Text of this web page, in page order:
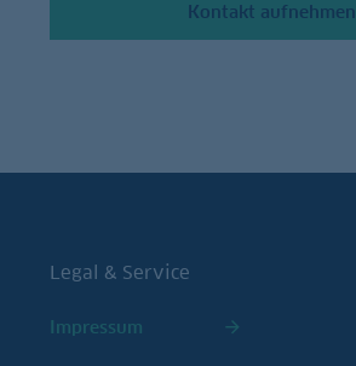
Kontakt aufnehmen
Legal & Service
Impressum